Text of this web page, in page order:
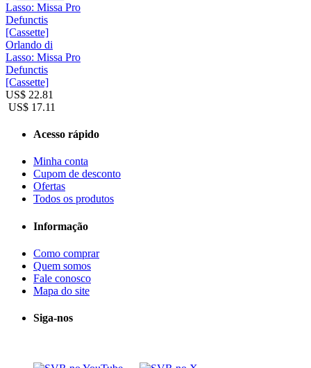
Orlando di
Lasso: Missa Pro
Defunctis
[Cassette]
US$ 22.81
US$ 17.11
Acesso rápido
Minha conta
Cupom de desconto
Ofertas
Todos os produtos
Informação
Como comprar
Quem somos
Fale conosco
Mapa do site
Siga-nos